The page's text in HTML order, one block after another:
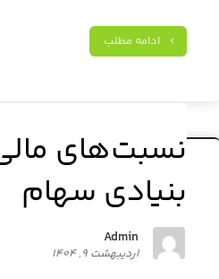
ادامه مطلب
نسبت‌های
بنیادی سهام
Admin
اردیبهشت ۹, ۱۴۰۴